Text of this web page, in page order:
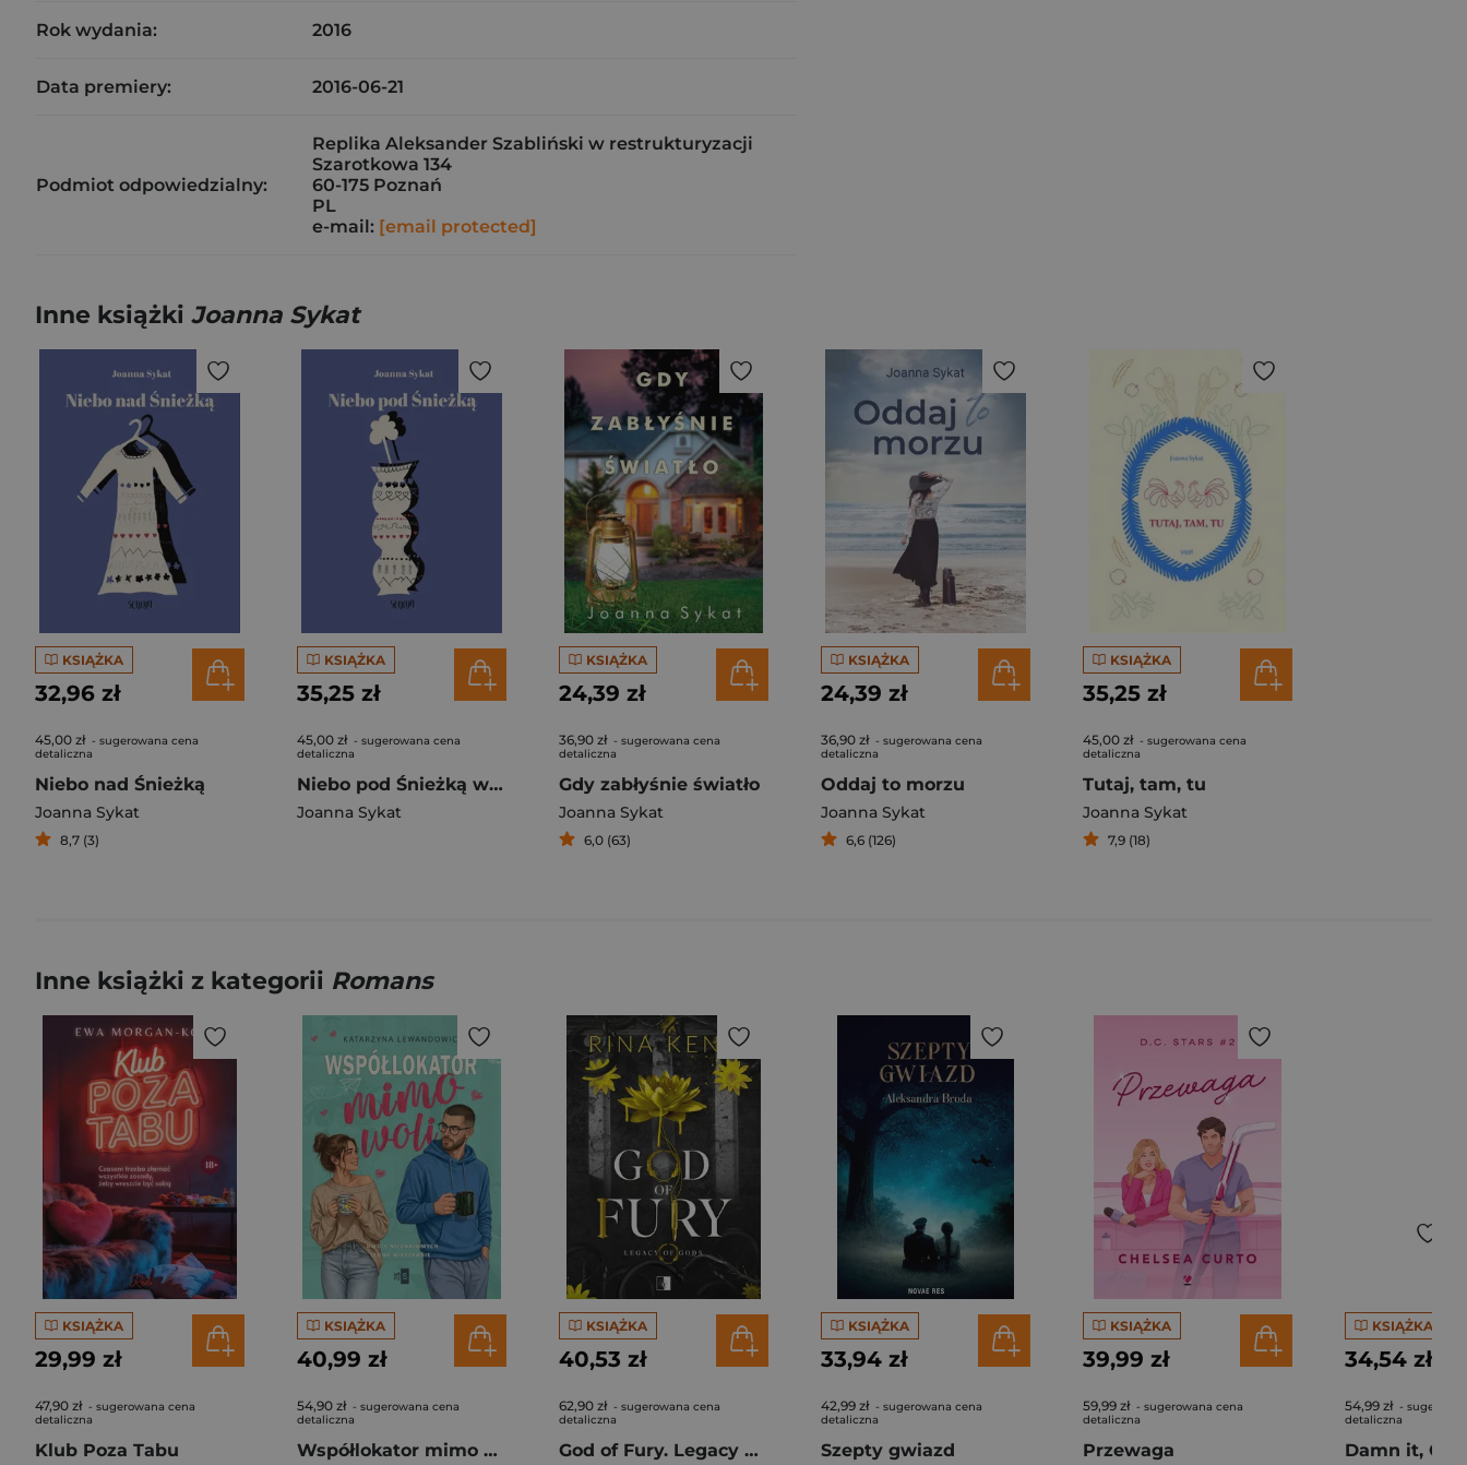
Rok wydania: 2016
Data premiery: 2016-06-21
Podmiot odpowiedzialny:
Replika Aleksander Szabliński w restrukturyzacji
Szarotkowa 134
60-175 Poznań
PL
e-mail: [email protected]
Inne książki Joanna Sykat
KSIĄŻKA
32,96 zł
45,00 zł - sugerowana cena
detaliczna
Niebo nad Śnieżką
Joanna Sykat
8,7 (3)
KSIĄŻKA
35,25 zł
45,00 zł - sugerowana cena
detaliczna
Niebo pod Śnieżką wyd. 2
Joanna Sykat
KSIĄŻKA
24,39 zł
36,90 zł - sugerowana cena
detaliczna
Gdy zabłyśnie światło
Joanna Sykat
6,0 (63)
KSIĄŻKA
24,39 zł
36,90 zł - sugerowana cena
detaliczna
Oddaj to morzu
Joanna Sykat
6,6 (126)
KSIĄŻKA
35,25 zł
45,00 zł - sugerowana cena
detaliczna
Tutaj, tam, tu
Joanna Sykat
7,9 (18)
Inne książki z kategorii Romans
KSIĄŻKA
29,99 zł
47,90 zł - sugerowana cena
detaliczna
Klub Poza Tabu
KSIĄŻKA
40,99 zł
54,90 zł - sugerowana cena
detaliczna
Współlokator mimo woli
KSIĄŻKA
40,53 zł
62,90 zł - sugerowana cena
detaliczna
God of Fury. Legacy of Gods Tom 5
KSIĄŻKA
33,94 zł
42,99 zł - sugerowana cena
detaliczna
Szepty gwiazd
KSIĄŻKA
39,99 zł
59,99 zł - sugerowana cena
detaliczna
Przewaga
KSIĄŻKA
34,54 zł
54,99 zł -
detaliczna
Damn it,